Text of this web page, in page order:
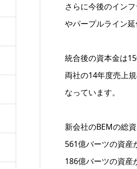
さらに今後のイン
やパープルライン
統合後の資本金は
両社の14年度売上
なっています。
新会社のBEMの総
561億バーツの資産
186億バーツの資産